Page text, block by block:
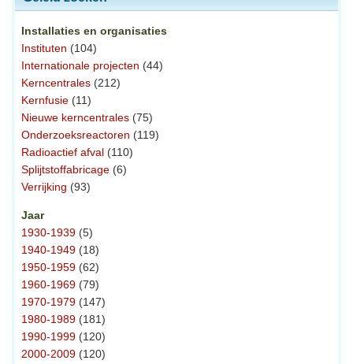
Installaties en organisaties
Instituten (104)
Internationale projecten (44)
Kerncentrales (212)
Kernfusie (11)
Nieuwe kerncentrales (75)
Onderzoeksreactoren (119)
Radioactief afval (110)
Splijtstoffabricage (6)
Verrijking (93)
Jaar
1930-1939 (5)
1940-1949 (18)
1950-1959 (62)
1960-1969 (79)
1970-1979 (147)
1980-1989 (181)
1990-1999 (120)
2000-2009 (120)